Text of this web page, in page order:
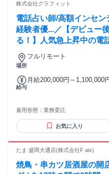
株式会社グラフィット
電話占い師/高額インセ
経験者優...／【デビュー
る！】人気急上昇中の電
場所
フルリモート
給与
月給200,000円～1,100,000
雇用形態： 業務委託
お気に入り
たま 盛岡大通店(株式会社F aix)
焼鳥・串カツ居酒屋の開